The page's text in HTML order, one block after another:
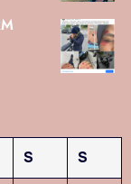
S
S